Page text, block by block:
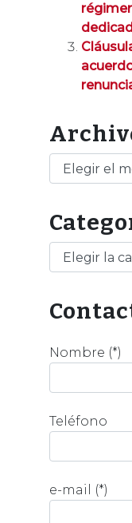
Archivos
Categorías
Nombre (*)
Teléfono
e-mail (*)